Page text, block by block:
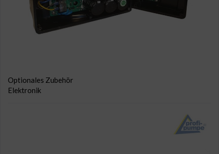
Optionales Zubehör
Elektronik